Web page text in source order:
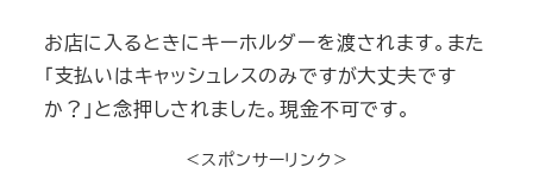
お店に入るときにキーホルダーを渡されます。また
「支払いはキャッシュレスのみですが大丈夫です
か？」と念押しされました。現金不可です。
＜スポンサーリンク＞